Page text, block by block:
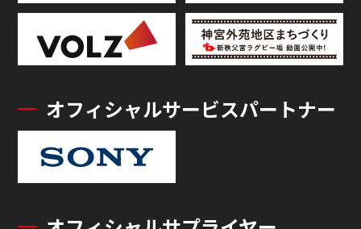
オフィシャルサービスパートナー